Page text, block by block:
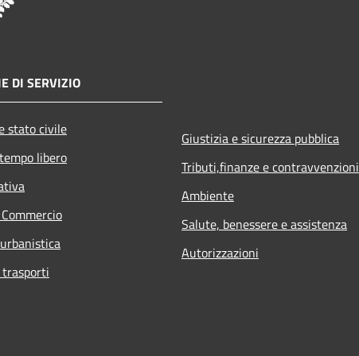
DI SERVIZIO
stato civile
libero
Giustizia e sicurezza pubblica
Tributi,finanze e contravvenzioni
Ambiente
Salute, benessere e assistenza
Autorizzazioni